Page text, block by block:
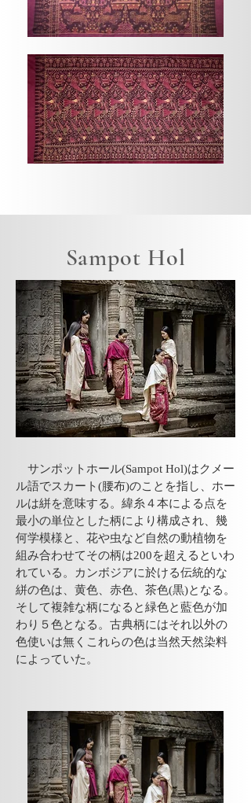
Sampot Hol
​ サンポットホール(Sampot Hol)はクメー
ル語でスカート(腰布)のことを指し、ホー
ルは絣を意味する。緯糸４本による点を
最小の単位とした柄により構成され、幾
何学模様と、花や虫など自然の動植物を
組み合わせてその柄は200を超えるといわ
れている。カンボジアに於ける伝統的な
絣の色は、黄色、赤色、茶色(黒)となる。
そして複雑な柄になると緑色と藍色が加
わり５色となる。古典柄にはそれ以外の
色使いは無くこれらの色は当然天然染料
によっていた。